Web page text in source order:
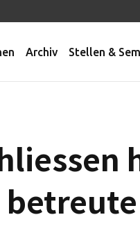
Archiv Stellen &